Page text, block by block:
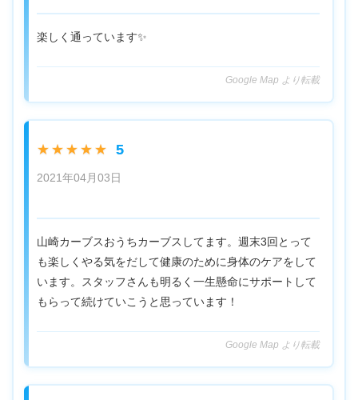
楽しく通っています✨
Google Map より転載
★★★★★ 5
2021年04月03日
山崎カーブスおうちカーブスしてます。週末3回とって
も楽しくやる気をだして健康のために身体のケアをして
います。スタッフさんも明るく一生懸命にサポートして
もらって続けていこうと思っています！
Google Map より転載